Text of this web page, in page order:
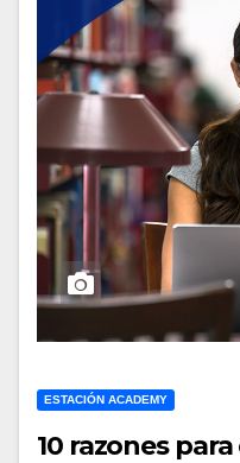
ESTACIÓN ACADEMY
10 razones